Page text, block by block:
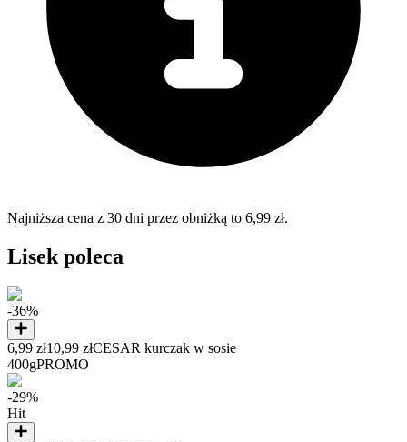
Najniższa cena z 30 dni przez obniżką to 6,99 zł.
Lisek poleca
-36%
6,99 zł10,99 złCESAR kurczak w sosie
400gPROMO
-29%
Hit